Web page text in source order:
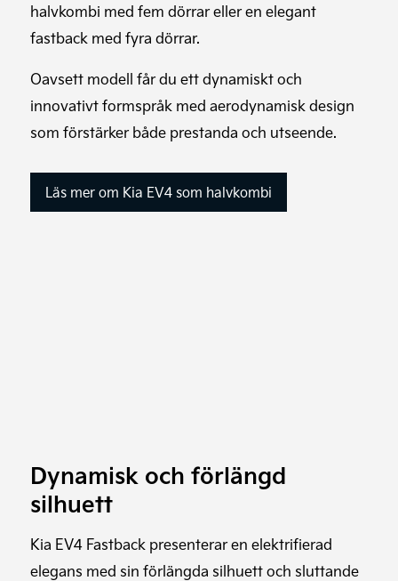
halvkombi med fem dörrar eller en elegant
fastback med fyra dörrar.
Oavsett modell får du ett dynamiskt och
innovativt formspråk med aerodynamisk design
som förstärker både prestanda och utseende.
Läs mer om Kia EV4 som halvkombi
Dynamisk och förlängd
silhuett
Kia EV4 Fastback presenterar en elektrifierad
elegans med sin förlängda silhuett och sluttande